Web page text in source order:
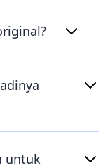
untuk